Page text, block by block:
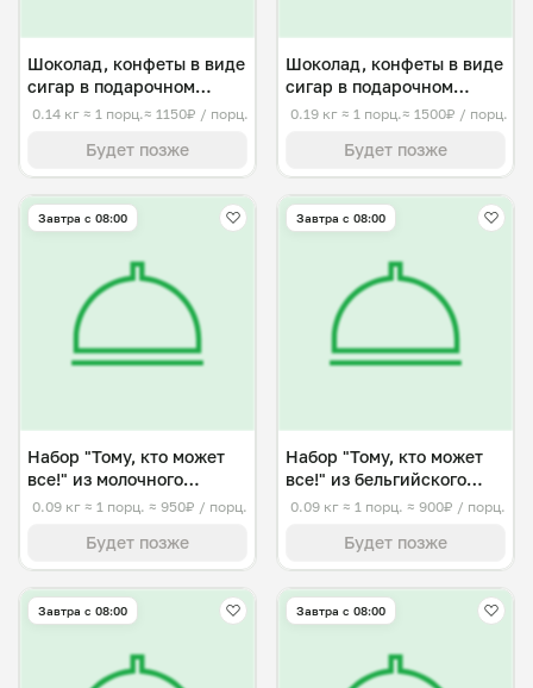
Шоколад, конфеты в виде
сигар в подарочном
наборе, средний
0.14 кг ≈ 1 порц.≈ 1150₽ / порц.
Будет позже
Шоколад, конфеты в виде
сигар в подарочном
наборе, большой
0.19 кг ≈ 1 порц.≈ 1500₽ / порц.
Будет позже
Завтра c 08:00
Набор "Тому, кто может
все!" из молочного
шоколада
0.09 кг ≈ 1 порц. ≈ 950₽ / порц.
Будет позже
Завтра c 08:00
Набор "Тому, кто может
все!" из бельгийского
шоколада
0.09 кг ≈ 1 порц. ≈ 900₽ / порц.
Будет позже
Завтра c 08:00 Завтра c 08:00